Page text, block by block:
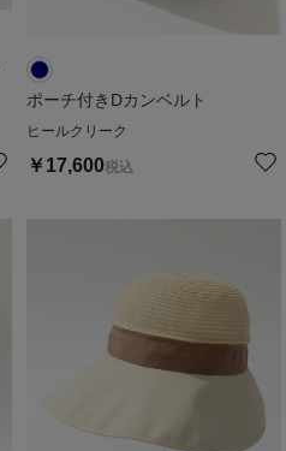
ポーチ付きDカンベルト
ヒールクリーク
￥ 17,600税込